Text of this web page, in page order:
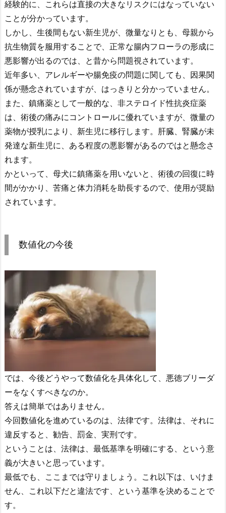
経験的に、これらは直接の大きなリスクにはなっていない
ことが分かっています。
しかし、生後間もない新生児が、微量なりとも、母親から
抗生物質を服用することで、正常な腸内フローラの形成に
悪影響が出るのでは、と昔から問題視されています。
近年多い、アレルギーや腸免疫の問題に関しても、因果関
係が懸念されていますが、はっきりと分かっていません。
また、鎮痛薬として一般的な、非ステロイド性抗炎症薬
は、術後の痛みにコントロールに優れていますが、微量の
薬物が授乳により、新生児に移行します。肝臓、腎臓が未
発達な新生児に、ある程度の悪影響があるのではと懸念さ
れます。
かといって、母犬に鎮痛薬を用いないと、術後の回復に時
間がかかり、苦痛と体力消耗を助長するので、使用が奨励
されています。
数値化の今後
では、今後どうやって数値化を具体化して、悪徳ブリーダ
ーをなくすべきなのか。
答えは簡単ではありません。
今回数値化を進めているのは、法律です。法律は、それに
違反すると、勧告、罰金、実刑です。
ということは、法律は、最低基準を明確にする、という意
義が大きいと思っています。
最低でも、ここまでは守りましょう。これ以下は、いけま
せん、これ以下だと違法です、という基準を決めることで
す。